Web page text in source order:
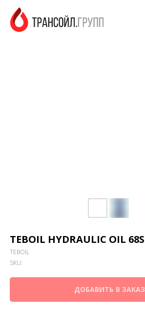
TEBOIL HYDRAULIC OIL 68S
TEBOIL
SKU:
ДОБАВИТЬ В ЗАКАЗ